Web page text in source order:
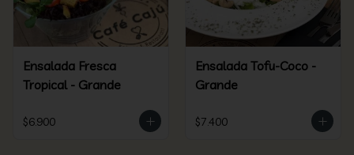
Ensalada Fresca
Tropical - Grande
$6.900
Ensalada Tofu-Coco -
Grande
$7.400